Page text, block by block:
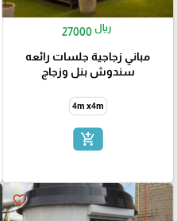
27000 ريال
مباني زجاجية جلسات رائعه
سندوش بنل وزجاج
4m x4m
add_shopping_cart
favorite_border